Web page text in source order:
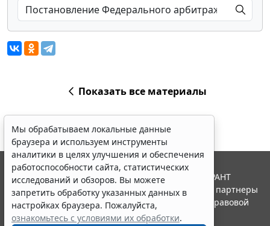
Показать все материалы
Мы обрабатываем локальные данные
браузера и используем инструменты
аналитики в целях улучшения и обеспечения
работоспособности сайта, статистических
исследований и обзоров. Вы можете
запретить обработку указанных данных в
настройках браузера. Пожалуйста,
ознакомьтесь с условиями их обработки.
© ООО "НПП "ГАРАНТ-СЕРВИС", 2026. Система ГАРАНТ
выпускается с 1990 года. Компания "Гарант" и ее партнеры
являются участниками Российской ассоциации правовой
информации ГАРАНТ.